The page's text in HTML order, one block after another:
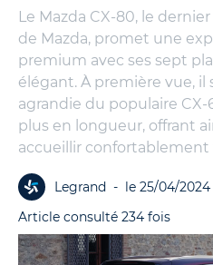
Le Mazda CX-80, le
de Mazda, promet une
premium avec ses sept
élégant. À première vue,
agrandie du populaire CX-
plus en longueur, offrant
accueillir confortablement
Legrand - le 25/04/2024
Article consulté 234 fois